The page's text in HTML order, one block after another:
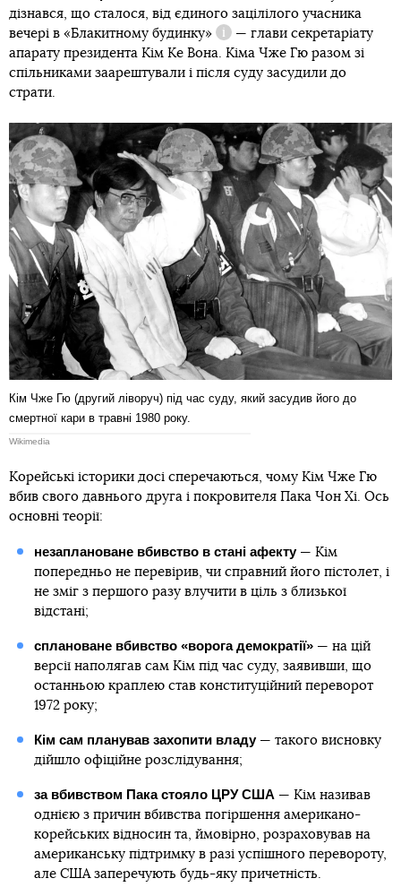
дізнався, що сталося, від єдиного зацілілого учасника
вечері в «Блакитному будинку»
Довідка
— глави секретаріату
апарату президента Кім Ке Вона. Кіма Чже Гю разом зі
спільниками заарештували і після суду засудили до
страти.
Кім Чже Гю (другий ліворуч) під час суду, який засудив його до
смертної кари в травні 1980 року.
Wikimedia
Корейські історики досі сперечаються, чому Кім Чже Гю
вбив свого давнього друга і покровителя Пака Чон Хі. Ось
основні теорії:
незаплановане вбивство в стані афекту— Кім
попередньо не перевірив, чи справний його пістолет, і
не зміг з першого разу влучити в ціль з близької
відстані;
сплановане вбивство «ворога демократії»— на цій
версії наполягав сам Кім під час суду, заявивши, що
останньою краплею став конституційний переворот
1972 року;
Кім сам планував захопити владу— такого висновку
дійшло офіційне розслідування;
за вбивством Пака стояло ЦРУ США — Кім називав
однією з причин вбивства погіршення американо-
корейських відносин та, ймовірно, розраховував на
американську підтримку в разі успішного перевороту,
але США заперечують будь-яку причетність.